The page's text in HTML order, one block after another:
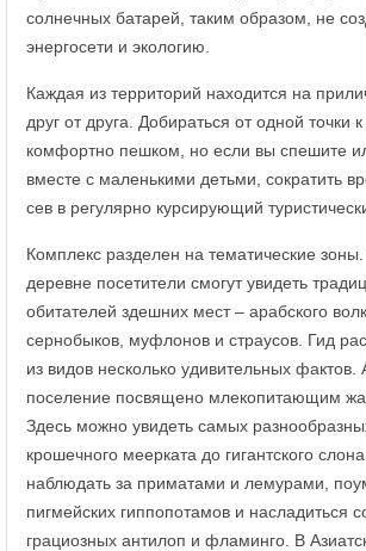
солнечных батарей, таким образом, не
энергосети и экологию.
Каждая из территорий находится на
друг от друга. Добираться от одной точки
комфортно пешком, но если вы спешите
вместе с маленькими детьми, сократить
сев в регулярно курсирующий
Комплекс разделен на тематические
деревне посетители смогут увидеть
обитателей здешних мест – арабского
сернобыков, муфлонов и страусов. Гид
из видов несколько удивительных фактов.
поселение посвящено млекопитающим
Здесь можно увидеть самых
крошечного меерката до гигантского
наблюдать за приматами и лемурами,
пигмейских гиппопотамов и насладиться
грациозных антилоп и фламинго. В